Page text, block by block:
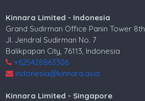
Kinnara Limited - Indonesia
Grand Sudirman Office Panin Tower
Jl. Jendral Sudirman No. 7
Balikpapan City, 76113, Indonesia
+625428863306
indonesia@kinnara.asia
Kinnara Limited - Singapore